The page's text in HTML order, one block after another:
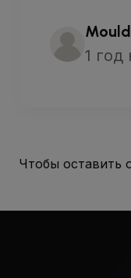
1 год
Чтобы оставить